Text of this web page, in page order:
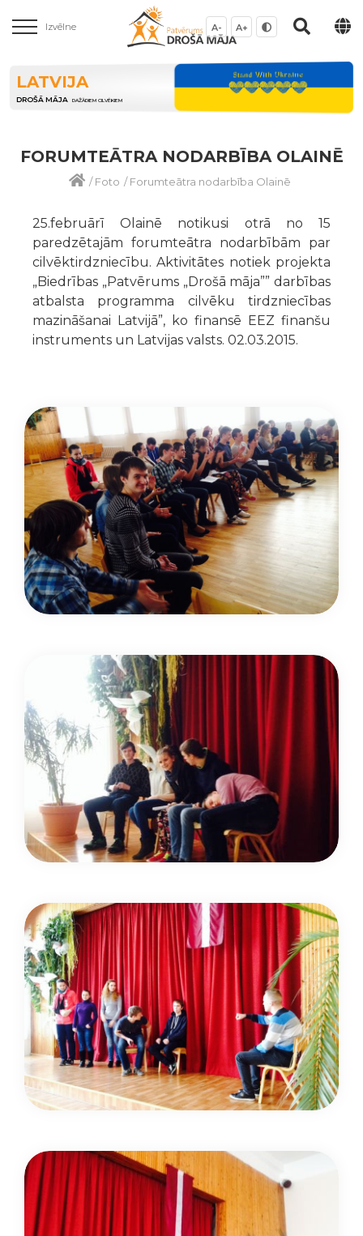
Izvēlne A- A+
LATVIJA
DROŠĀ MĀJA DAŽĀDIEM CILVĒKIEM
FORUMTEĀTRA NODARBĪBA OLAINĒ
/Foto /Forumteātra nodarbība Olainē
25.februārī Olainē notikusi otrā no 15
paredzētajām forumteātra nodarbībām par
cilvēktirdzniecību. Aktivitātes notiek projekta
„Biedrības „Patvērums „Drošā māja”” darbības
atbalsta programma cilvēku tirdzniecības
mazināšanai Latvijā”, ko finansē EEZ finanšu
instruments un Latvijas valsts. 02.03.2015.